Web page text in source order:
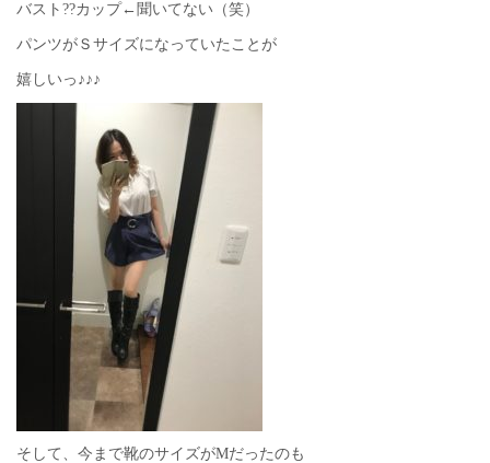
バスト??カップ←聞いてない（笑）
パンツがＳサイズになっていたことが
嬉しいっ♪♪♪
そして、今まで靴のサイズがMだったのも